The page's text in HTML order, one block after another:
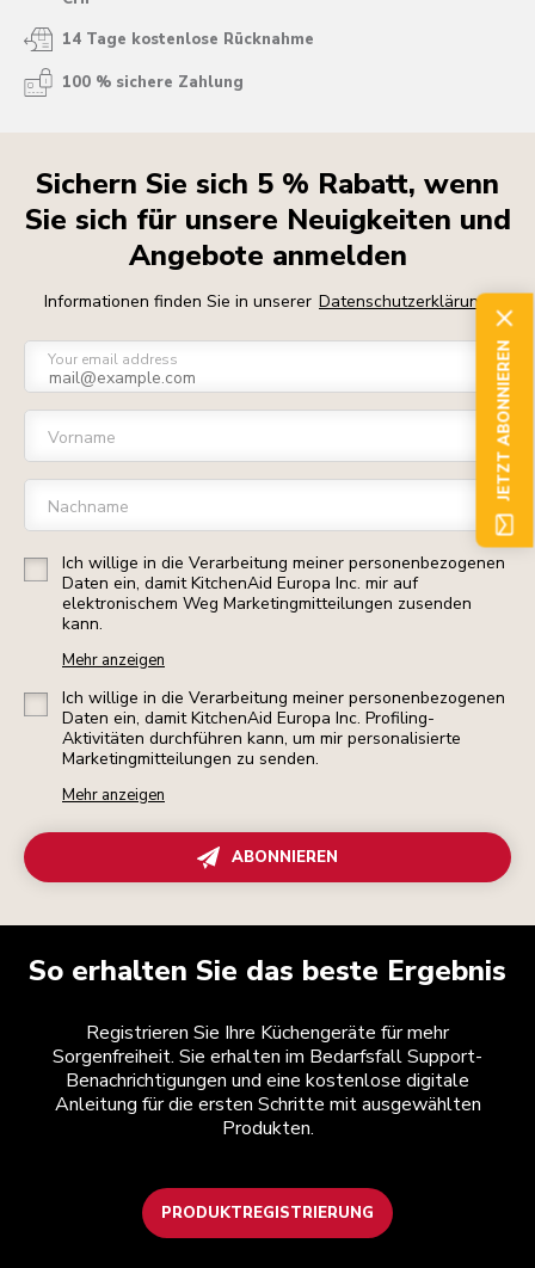
14 Tage kostenlose Rücknahme
100 % sichere Zahlung
Sichern Sie sich 5 % Rabatt, wenn
Sie sich für unsere Neuigkeiten und
Angebote anmelden
Informationen finden Sie in unserer Datenschutzerklärung
Your email address
Vorname
Nachname
Ich willige in die Verarbeitung meiner personenbezogenen
Daten ein, damit KitchenAid Europa Inc. mir auf
elektronischem Weg Marketingmitteilungen zusenden
kann.
Mehr anzeigen
Ich willige in die Verarbeitung meiner personenbezogenen
Daten ein, damit KitchenAid Europa Inc. Profiling-
Aktivitäten durchführen kann, um mir personalisierte
Marketingmitteilungen zu senden.
Mehr anzeigen
ABONNIEREN
So erhalten Sie das beste Ergebnis
Registrieren Sie Ihre Küchengeräte für mehr
Sorgenfreiheit. Sie erhalten im Bedarfsfall Support-
Benachrichtigungen und eine kostenlose digitale
Anleitung für die ersten Schritte mit ausgewählten
Produkten.
PRODUKTREGISTRIERUNG
JETZT ABONNIEREN